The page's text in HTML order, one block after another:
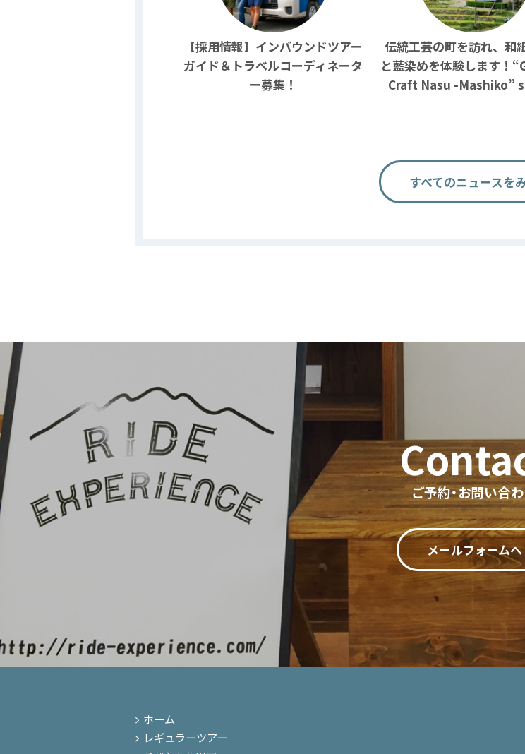
【採用情報】インバウンドツアー
ガイド＆トラベルコーディネータ
ー募集！
伝統工芸の町を訪れ、和
と藍染めを体験します！
Craft Nasu -Mashiko”
すべてのニュースを
ご予約・お問い合
メールフォームへ
ホーム
レギュラーツアー